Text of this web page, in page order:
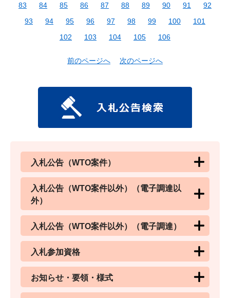
83
84 85 86 87 88 89 90 91
92
93
94 95 96 97 98 99 100
101
102
103 104 105 106
前のページへ 次のページへ
入札公告（WTO案件）
入札公告（WTO案件以外）（電子調達以
外）
入札公告（WTO案件以外）（電子調達）
入札参加資格
お知らせ・要領・様式